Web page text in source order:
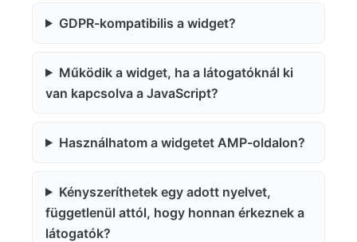
GDPR-kompatibilis a widget?
Működik a widget, ha a látogatóknál ki
van kapcsolva a JavaScript?
Használhatom a widgetet AMP-oldalon?
Kényszeríthetek egy adott nyelvet,
függetlenül attól, hogy honnan érkeznek a
látogatók?